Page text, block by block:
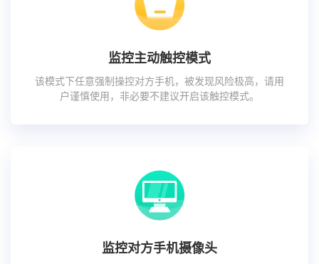
监控主动触控模式
该模式下任意强制操控对方手机，被发现风险极高，请用
户谨慎使用，非必要不建议开启该触控模式。
监控对方手机摄像头